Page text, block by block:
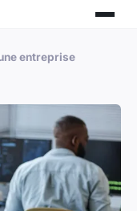
entreprise